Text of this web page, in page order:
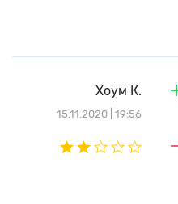
Хоум К.
15.11.2020 | 19:56